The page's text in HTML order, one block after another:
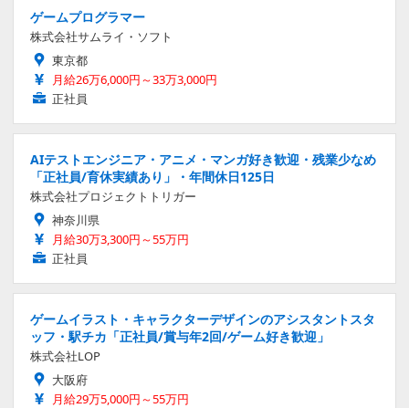
ゲームプログラマー
株式会社サムライ・ソフト
東京都
月給26万6,000円～33万3,000円
正社員
AIテストエンジニア・アニメ・マンガ好き歓迎・残業少なめ
「正社員/育休実績あり」・年間休日125日
株式会社プロジェクトトリガー
神奈川県
月給30万3,300円～55万円
正社員
ゲームイラスト・キャラクターデザインのアシスタントスタ
ッフ・駅チカ「正社員/賞与年2回/ゲーム好き歓迎」
株式会社LOP
大阪府
月給29万5,000円～55万円